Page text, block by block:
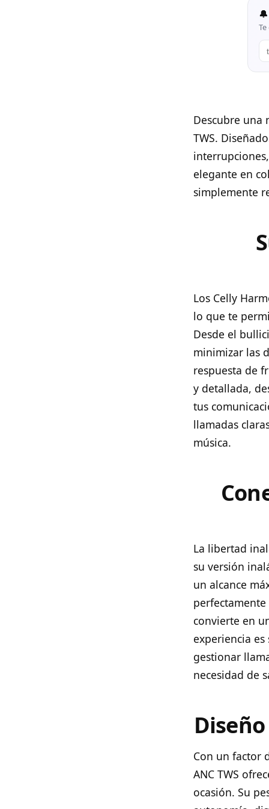
Descubre una
TWS.
elegante en
simplemente
Los Celly
lo que te
Desde el
minimizar las
respuesta de
y detallada,
tus
llamadas
música.
La libertad
su versión
un alcance
convierte en
experiencia
gestionar
necesidad de
Con un factor
ANC TWS
ocasión. Su